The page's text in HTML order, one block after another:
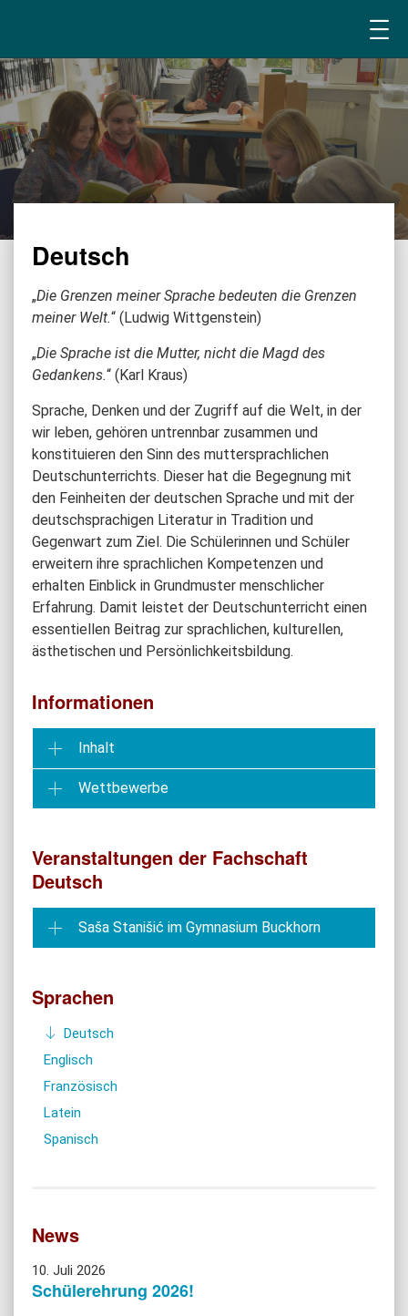
Deutsch
„Die Grenzen meiner Sprache bedeuten die Grenzen
meiner Welt.“ (Ludwig Wittgenstein)
„Die Sprache ist die Mutter, nicht die Magd des
Gedankens.“ (Karl Kraus)
Sprache, Denken und der Zugriff auf die Welt, in der
wir leben, gehören untrennbar zusammen und
konstituieren den Sinn des muttersprachlichen
Deutschunterrichts. Dieser hat die Begegnung mit
den Feinheiten der deutschen Sprache und mit der
deutschsprachigen Literatur in Tradition und
Gegenwart zum Ziel. Die Schülerinnen und Schüler
erweitern ihre sprachlichen Kompetenzen und
erhalten Einblick in Grundmuster menschlicher
Erfahrung. Damit leistet der Deutschunterricht einen
essentiellen Beitrag zur sprachlichen, kulturellen,
ästhetischen und Persönlichkeitsbildung.
Informationen
Inhalt
Wettbewerbe
Veranstaltungen der Fachschaft
Deutsch
Saša Stanišić im Gymnasium Buckhorn
Sprachen
Deutsch
Englisch
Französisch
Latein
Spanisch
News
10. Juli 2026
Schülerehrung 2026!